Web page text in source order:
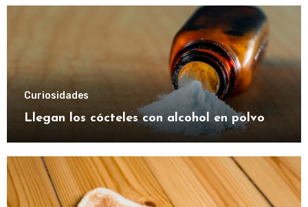
Curiosidades
Llegan los cócteles con alcohol en polvo